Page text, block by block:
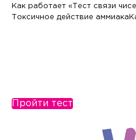
Как работает «Тест связи
Токсичное действие аммиака
Пройти тест